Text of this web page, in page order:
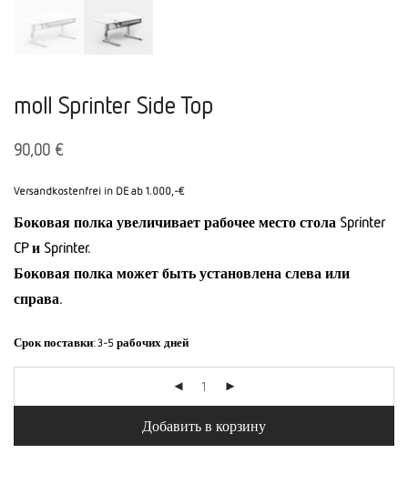
moll Sprinter Side Top
90,00 €
Versandkostenfrei in DE ab 1.000,-€
Боковая полка увеличивает рабочее место стола Sprinter
CP и Sprinter.
Боковая полка может быть установлена слева или
справа.
Срок поставки:3-5 рабочих дней
Добавить в корзину